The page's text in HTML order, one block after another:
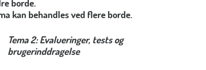
borde.
kan behandles ved flere borde.
Tema 2: Evalueringer, tests og
brugerinddragelse